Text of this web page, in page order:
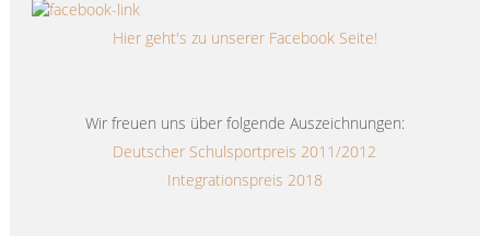
Hier geht's zu unserer Facebook Seite!
Wir freuen uns über folgende Auszeichnungen:
Deutscher Schulsportpreis 2011/2012
Integrationspreis 2018